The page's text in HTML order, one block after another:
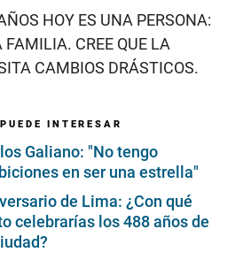
HOY ES UNA PERSONA:
CREE QUE LA
CAMBIOS DRÁSTICOS.
INTERESAR
Galiano: "No tengo
en ser una estrella"
de Lima: ¿Con qué
celebrarías los 488 años de